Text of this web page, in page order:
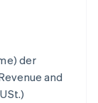
Käufe
der
and